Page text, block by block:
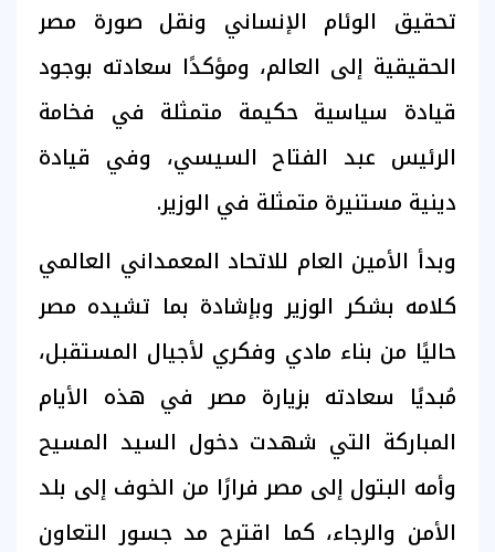
تحقيق الوئام الإنساني ونقل صورة مصر
الحقيقية إلى العالم، ومؤكدًا سعادته بوجود
قيادة سياسية حكيمة متمثلة في فخامة
الرئيس عبد الفتاح السيسي، وفي قيادة
دينية مستنيرة متمثلة في الوزير.
وبدأ الأمين العام للاتحاد المعمداني العالمي
كلامه بشكر الوزير وبإشادة بما تشيده مصر
حاليًا من بناء مادي وفكري لأجيال المستقبل،
مُبديًا سعادته بزيارة مصر في هذه الأيام
المباركة التي شهدت دخول السيد المسيح
وأمه البتول إلى مصر فرارًا من الخوف إلى بلد
الأمن والرجاء، كما اقترح مد جسور التعاون